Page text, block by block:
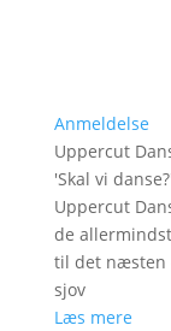
Anmeldelse
Uppercut
'Skal vi danse?'
Uppercut
de
til det næsten
sjov
Læs mere